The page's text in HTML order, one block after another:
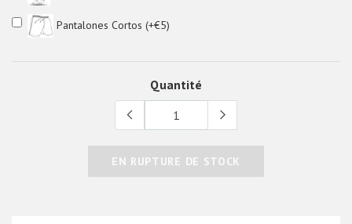
Pantalones Cortos (+€5)
Quantité
EN RUPTURE DE STOCK